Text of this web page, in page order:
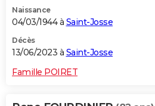
Naissance
04/03/1944 à Saint-Josse
Décès
13/06/2023 à Saint-Josse
Famille POIRET